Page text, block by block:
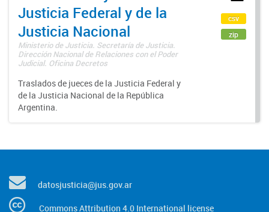
Justicia Federal y de la
Justicia Nacional
Ministerio de Justicia. Secretaría de Justicia.
Dirección Nacional de Relaciones con el Poder
Judicial. Oficina Decretos
Traslados de jueces de la Justicia Federal y
de la Justicia Nacional de la República
Argentina.
csv
zip
datosjusticia@jus.gov.ar
Commons Attribution 4.0 International license